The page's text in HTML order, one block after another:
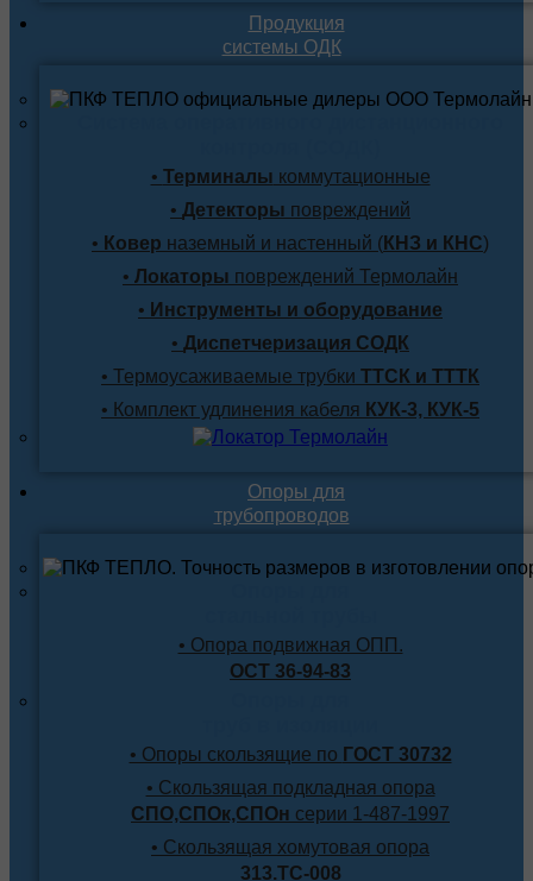
Продукция
системы ОДК
• Терминалы коммутационные
• Детекторы повреждений
• Ковер наземный и настенный (КНЗ и КНС)
• Локаторы повреждений Термолайн
• Инструменты и оборудование
• Диспетчеризация СОДК
• Термоусаживаемые трубки ТТСК и ТТТК
• Комплект удлинения кабеля КУК-3, КУК-5
Опоры для
трубопроводов
• Опора подвижная ОПП.
ОСТ 36-94-83
• Опоры скользящие по ГОСТ 30732
• Скользящая подкладная опора
СПО,СПОк,СПОн серии 1-487-1997
• Скользящая хомутовая опора
313.ТС-008